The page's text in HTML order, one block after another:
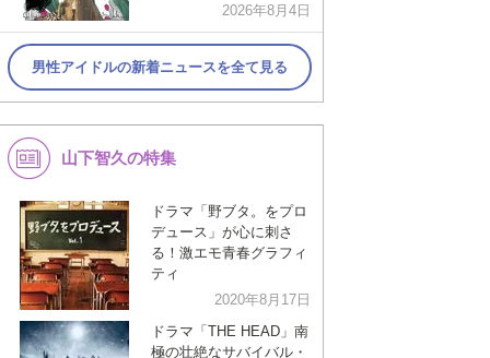
2026年8月4日
男性アイドルの新着ニュースを全て見る
山下智久の特集
ドラマ「野ブタ。をプロ
デュース」が心に刺さ
る！激エモ青春グラフィ
ティ
2020年8月17日
ドラマ「THE HEAD」南
極の壮絶なサバイバル・